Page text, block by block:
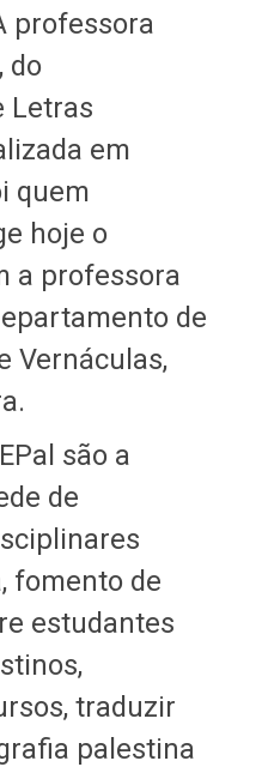
professora
do
Letras
em
quem
hoje o
a professora
de
Vernáculas,
são a
de
fomento de
estudantes
traduzir
palestina